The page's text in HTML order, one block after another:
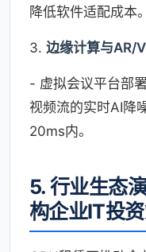
降低软件适配成本。
3. 边缘计算与AR/
- 虚拟会议平台部
视频流的实时AI降
20ms内。
5. 行业生态
构企业IT投